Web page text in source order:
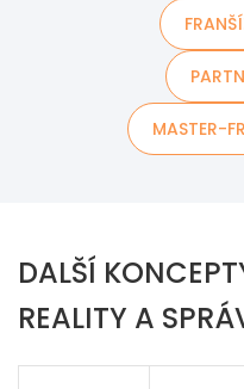
MASTER-
DALŠÍ
REALITY A